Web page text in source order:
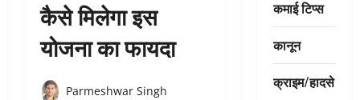
कैसे मिलेगा इस
योजना का फायदा
Parmeshwar Singh
कमाई टिप्स
कानून
क्राइम/हादसे